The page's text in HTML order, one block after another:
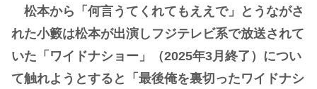
松本から「何言うてくれてもええで」とうながさ
れた小籔は松本が出演しフジテレビ系で放送されて
いた「ワイドナショー」（2025年3月終了）につい
て触れようとすると「最後俺を裏切ったワイドナシ